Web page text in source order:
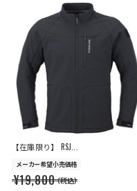
【在庫限り】 RSJ...
メーカー希望小売価格
¥19,800（税込）